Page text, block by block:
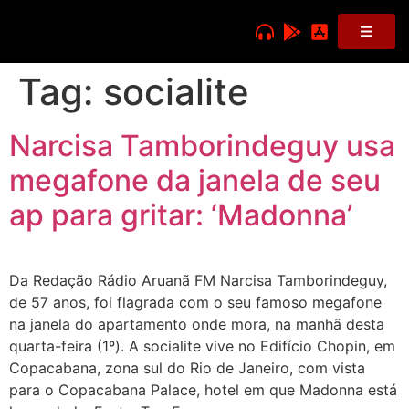
Tag: socialite
Narcisa Tamborindeguy usa
megafone da janela de seu
ap para gritar: ‘Madonna’
Da Redação Rádio Aruanã FM Narcisa Tamborindeguy,
de 57 anos, foi flagrada com o seu famoso megafone
na janela do apartamento onde mora, na manhã desta
quarta-feira (1º). A socialite vive no Edifício Chopin, em
Copacabana, zona sul do Rio de Janeiro, com vista
para o Copacabana Palace, hotel em que Madonna está